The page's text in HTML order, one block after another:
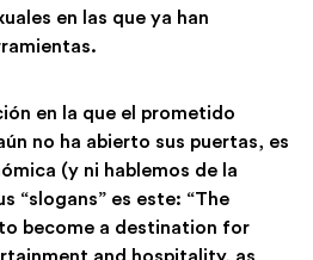
en las que ya han
en la que el prometido
no ha abierto sus puertas, es
(y ni hablemos de la
“slogans” es este: “The
become a destination for